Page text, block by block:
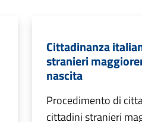
Cittadinanza
stranieri
nascita
Procedimento di
cittadini stranieri